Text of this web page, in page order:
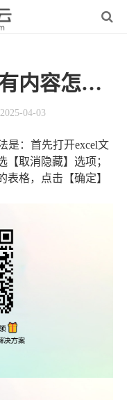
么办（为什么
2025-04-03
是：首先打开excel文
取消隐藏】选项；
格，点击【确定】